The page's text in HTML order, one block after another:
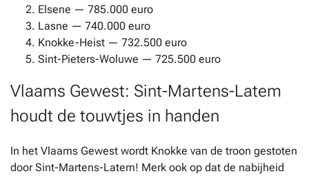
Elsene — 785.000 euro
Lasne — 740.000 euro
Knokke-Heist — 732.500 euro
Sint-Pieters-Woluwe — 725.500 euro
Vlaams Gewest: Sint-Martens-Latem
houdt de touwtjes in handen
In het Vlaams Gewest wordt Knokke van de troon gestoten
door Sint-Martens-Latem! Merk ook op dat de nabijheid